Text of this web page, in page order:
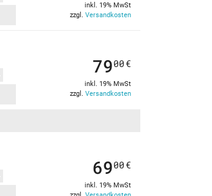
inkl. 19% MwSt
zzgl. Versandkosten
7900 €
inkl. 19% MwSt
zzgl. Versandkosten
6900 €
inkl. 19% MwSt